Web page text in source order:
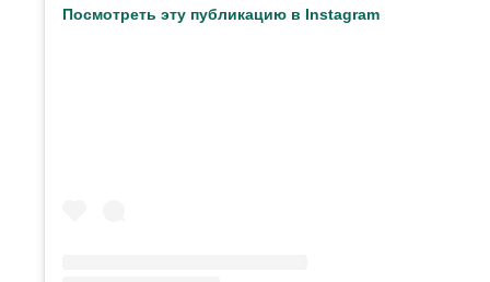
Посмотреть эту публикацию в Instagram